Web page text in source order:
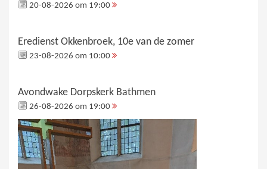
20-08-2026 om 19:00
Eredienst Okkenbroek, 10e van de zomer
23-08-2026 om 10:00
Avondwake Dorpskerk Bathmen
26-08-2026 om 19:00